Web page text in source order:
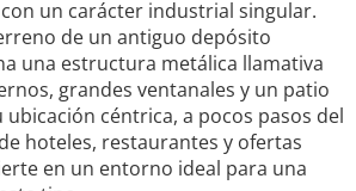
un carácter industrial singular.
de un antiguo depósito
una estructura metálica llamativa
grandes ventanales y un patio
céntrica, a pocos pasos del
hoteles, restaurantes y ofertas
en un entorno ideal para una